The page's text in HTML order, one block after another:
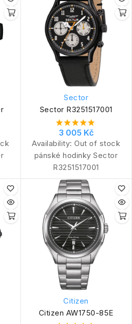
Sector
Sector R3251517001
3 005 Kč
Availability: Out of stock
pánské hodinky Sector
R3251517001
Citizen
Citizen AW1750-85E